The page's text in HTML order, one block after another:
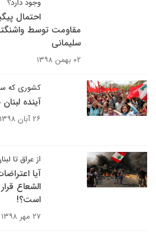
وجود دارد؟
احتمال
مقاومت توسط
سلیمانی
۰۲ بهمن ۱۳۹۸
کشوری که
آینده
۲۶ آبان ۱۳۹۸
از عراق تا
آیا
الشعاع
است؟!
۲۷ مهر ۱۳۹۸